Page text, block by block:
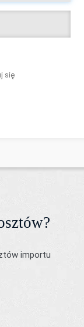
się
importu